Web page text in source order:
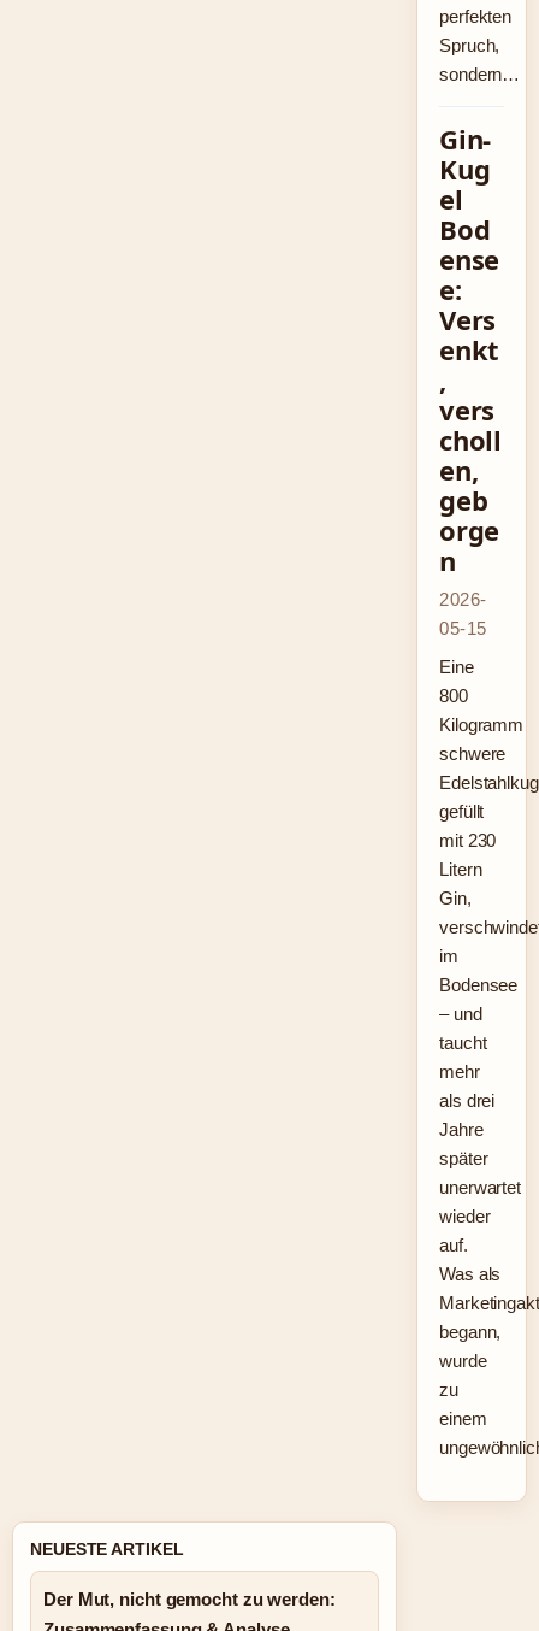
perfekten
Spruch,
sondern…
Gin-
Kug
el
Bod
ense
e:
Vers
enkt
,
vers
choll
en,
geb
orge
n
2026-
05-15
Eine
800
Kilogramm
schwere
gefüllt
mit 230
Litern
Gin,
im
Bodensee
– und
taucht
mehr
als drei
Jahre
später
unerwartet
wieder
auf.
Was als
begann,
wurde
zu
einem
NEUESTE ARTIKEL
Der Mut, nicht gemocht zu werden: